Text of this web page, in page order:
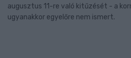
augusztus 11-re való kitűzését - a
ugyanakkor egyelőre nem ismert.